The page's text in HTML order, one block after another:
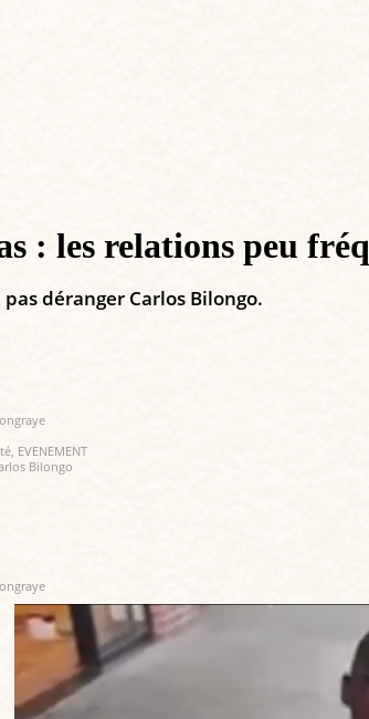
: les relations peu
déranger Carlos Bilongo.
EVENEMENT
Bilongo